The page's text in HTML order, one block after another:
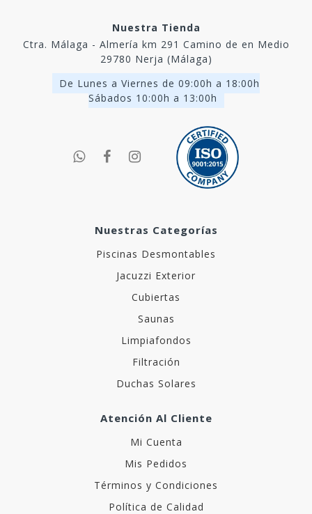
Nuestra Tienda
Ctra. Málaga - Almería km 291 Camino de en Medio
29780 Nerja (Málaga)
De Lunes a Viernes de 09:00h a 18:00h
Sábados 10:00h a 13:00h
Nuestras Categorías
Piscinas Desmontables
Jacuzzi Exterior
Cubiertas
Saunas
Limpiafondos
Filtración
Duchas Solares
Atención Al Cliente
Mi Cuenta
Mis Pedidos
Términos y Condiciones
Política de Calidad